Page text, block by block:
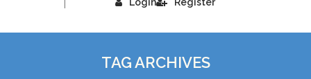
TAG ARCHIVES